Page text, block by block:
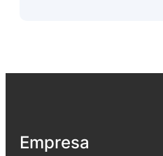
Empresa